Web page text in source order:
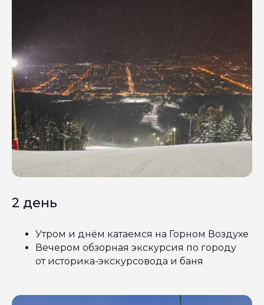
2 день
Утром и днём катаемся на Горном Воздухе
Вечером обзорная экскурсия по городу
от историка-экскурсовода и баня